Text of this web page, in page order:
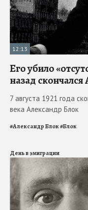
12:13
Его убило
назад
7 августа 1921 года
века Александр Блок
#Александр Блок#Блок
День в эмиграции